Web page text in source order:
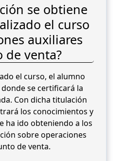
se obtiene
el curso
auxiliares
de venta?
el curso, el alumno
se certificará la
Con dicha titulación
los conocimientos y
ha ido obteniendo a los
sobre operaciones
de venta.